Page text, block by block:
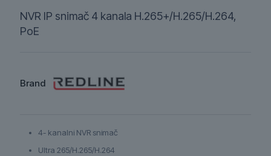
NVR IP snimač 4 kanala H.265+/H.265/H.264,
PoE
Brand
4- kanalni NVR snimač
Ultra 265/H.265/H.264